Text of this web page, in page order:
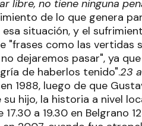
libre, no tiene ninguna
de lo que genera
situación, y el
"frases como las vertidas
dejaremos pasar", ya
de haberlos tenido".23
1988, luego de que
hijo, la historia a nivel
a 19.30 en Belgrano